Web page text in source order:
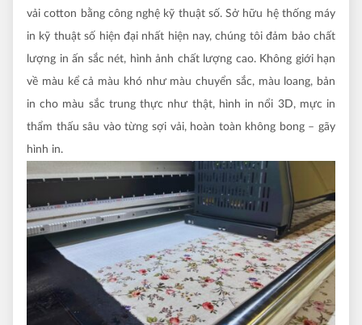
vải cotton bằng công nghệ kỹ thuật số. Sở hữu hệ thống máy
in kỹ thuật số hiện đại nhất hiện nay, chúng tôi đảm bảo chất
lượng in ấn sắc nét, hình ảnh chất lượng cao. Không giới hạn
về màu kể cả màu khó như màu chuyển sắc, màu loang, bản
in cho màu sắc trung thực như thật, hình in nổi 3D, mực in
thẩm thấu sâu vào từng sợi vải, hoàn toàn không bong – gãy
hình in.